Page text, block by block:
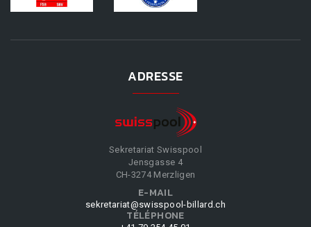
ADRESSE
Sekretariat Swisspool
Jensgasse 4
CH-3274 Merzligen
E-MAIL
sekretariat@swisspool-billard.ch
TÉLÉPHONE